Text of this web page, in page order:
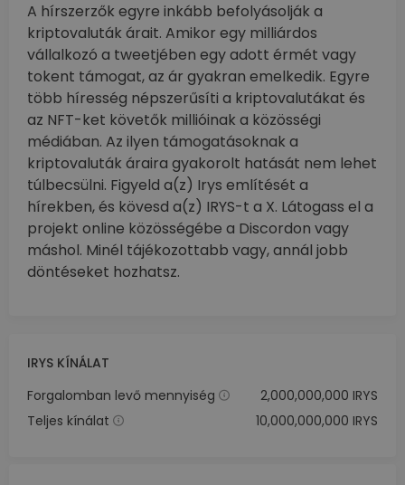
A hírszerzők egyre inkább befolyásolják a
kriptovaluták árait. Amikor egy milliárdos
vállalkozó a tweetjében egy adott érmét vagy
tokent támogat, az ár gyakran emelkedik. Egyre
több híresség népszerűsíti a kriptovalutákat és
az NFT-ket követők millióinak a közösségi
médiában. Az ilyen támogatásoknak a
kriptovaluták áraira gyakorolt hatását nem lehet
túlbecsülni. Figyeld a(z) Irys említését a
hírekben, és kövesd a(z) IRYS-t a X. Látogass el a
projekt online közösségébe a Discordon vagy
máshol. Minél tájékozottabb vagy, annál jobb
döntéseket hozhatsz.
IRYS KÍNÁLAT
Forgalomban levő mennyiség
2,000,000,000 IRYS
Teljes kínálat
10,000,000,000 IRYS